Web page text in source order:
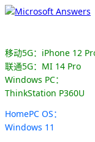
移动5G：iPhone 12
联通5G：MI 14 Pro
Windows PC：
ThinkStation P360U
HomePC OS：
Windows 11